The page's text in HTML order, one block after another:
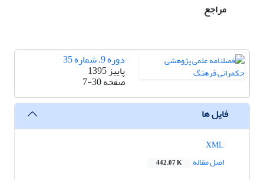
مراجع
دوره 9، شماره 35
پاییز 1395
صفحه7-30
فایل ها
اصل مقاله
442.07 K